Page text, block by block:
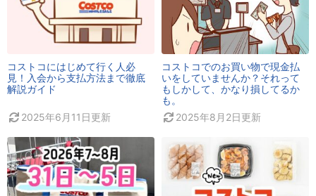
コストコにはじめて行く人必
見！入会から支払方法まで徹底
解説ガイド
2025年6月11日更新
コストコでのお買い物で現金払
いをしていませんか？それって
もしかして、かなり損してるか
も。
2025年8月2日更新